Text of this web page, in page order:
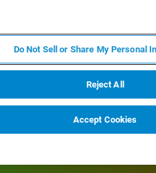
Do Not Sell or Share My Personal
Reject All
Accept Cookies